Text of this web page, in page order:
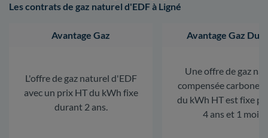
Les contrats de gaz naturel d'EDF à Ligné
Avantage Gaz
L'offre de gaz naturel d'EDF
avec un prix HT du kWh fixe
durant 2 ans.
Avantage Gaz
Une offre de gaz
compensée carbone.
du kWh HT est fixe
4 ans et 1 mois.